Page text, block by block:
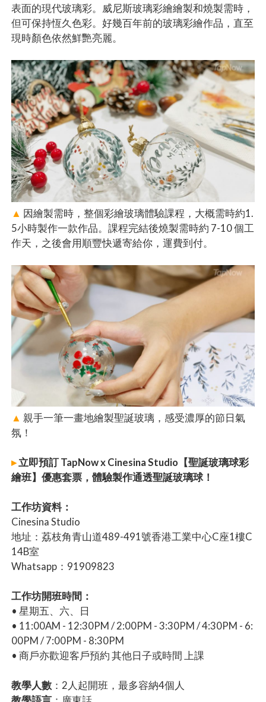
表面的現代玻璃彩。威尼斯玻璃彩繪繪製和燒製需時，
但可保持恆久色彩。好幾百年前的玻璃彩繪作品，直至
現時顏色依然鮮艷亮麗。
▲ 因繪製需時，整個彩繪玻璃體驗課程，大概需時約1.
5小時製作一款作品。課程完結後燒製需時約 7-10 個工
作天，之後會用順豐快遞寄給你，運費到付。
▲ 親手一筆一畫地繪製聖誕玻璃，感受濃厚的節日氣
氛！
▸立即預訂 TapNow x Cinesina Studio【聖誕玻璃球彩
繪班】優惠套票，體驗製作通透聖誕玻璃球！
工作坊資料：
Cinesina Studio
地址：荔枝角青山道489-491號香港工業中心C座1樓C
14B室
Whatsapp：91909823
工作坊開班時間：
• 星期五、六、日
• 11:00AM - 12:30PM / 2:00PM - 3:30PM / 4:30PM - 6:
00PM / 7:00PM - 8:30PM
• 商戶亦歡迎客戶預約 其他日子或時間 上課
教學人數 ：2人起開班，最多容納4個人